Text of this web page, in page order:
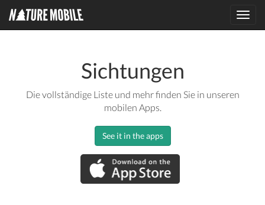
Sichtungen
Die vollständige Liste und mehr finden Sie in unseren
mobilen Apps.
See it in the apps